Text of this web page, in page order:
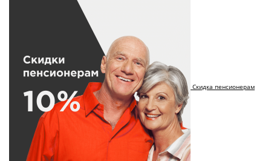
Скидка пенсионерам